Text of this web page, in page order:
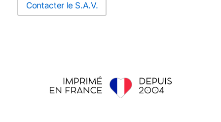
Contacter le S.A.V.